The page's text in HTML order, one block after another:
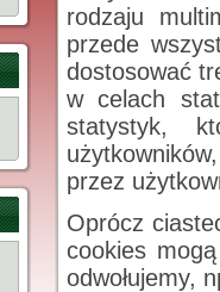
rodzaju
przede
dostosować
w celach
statystyk,
przez
Oprócz
cookies
odwołujemy,